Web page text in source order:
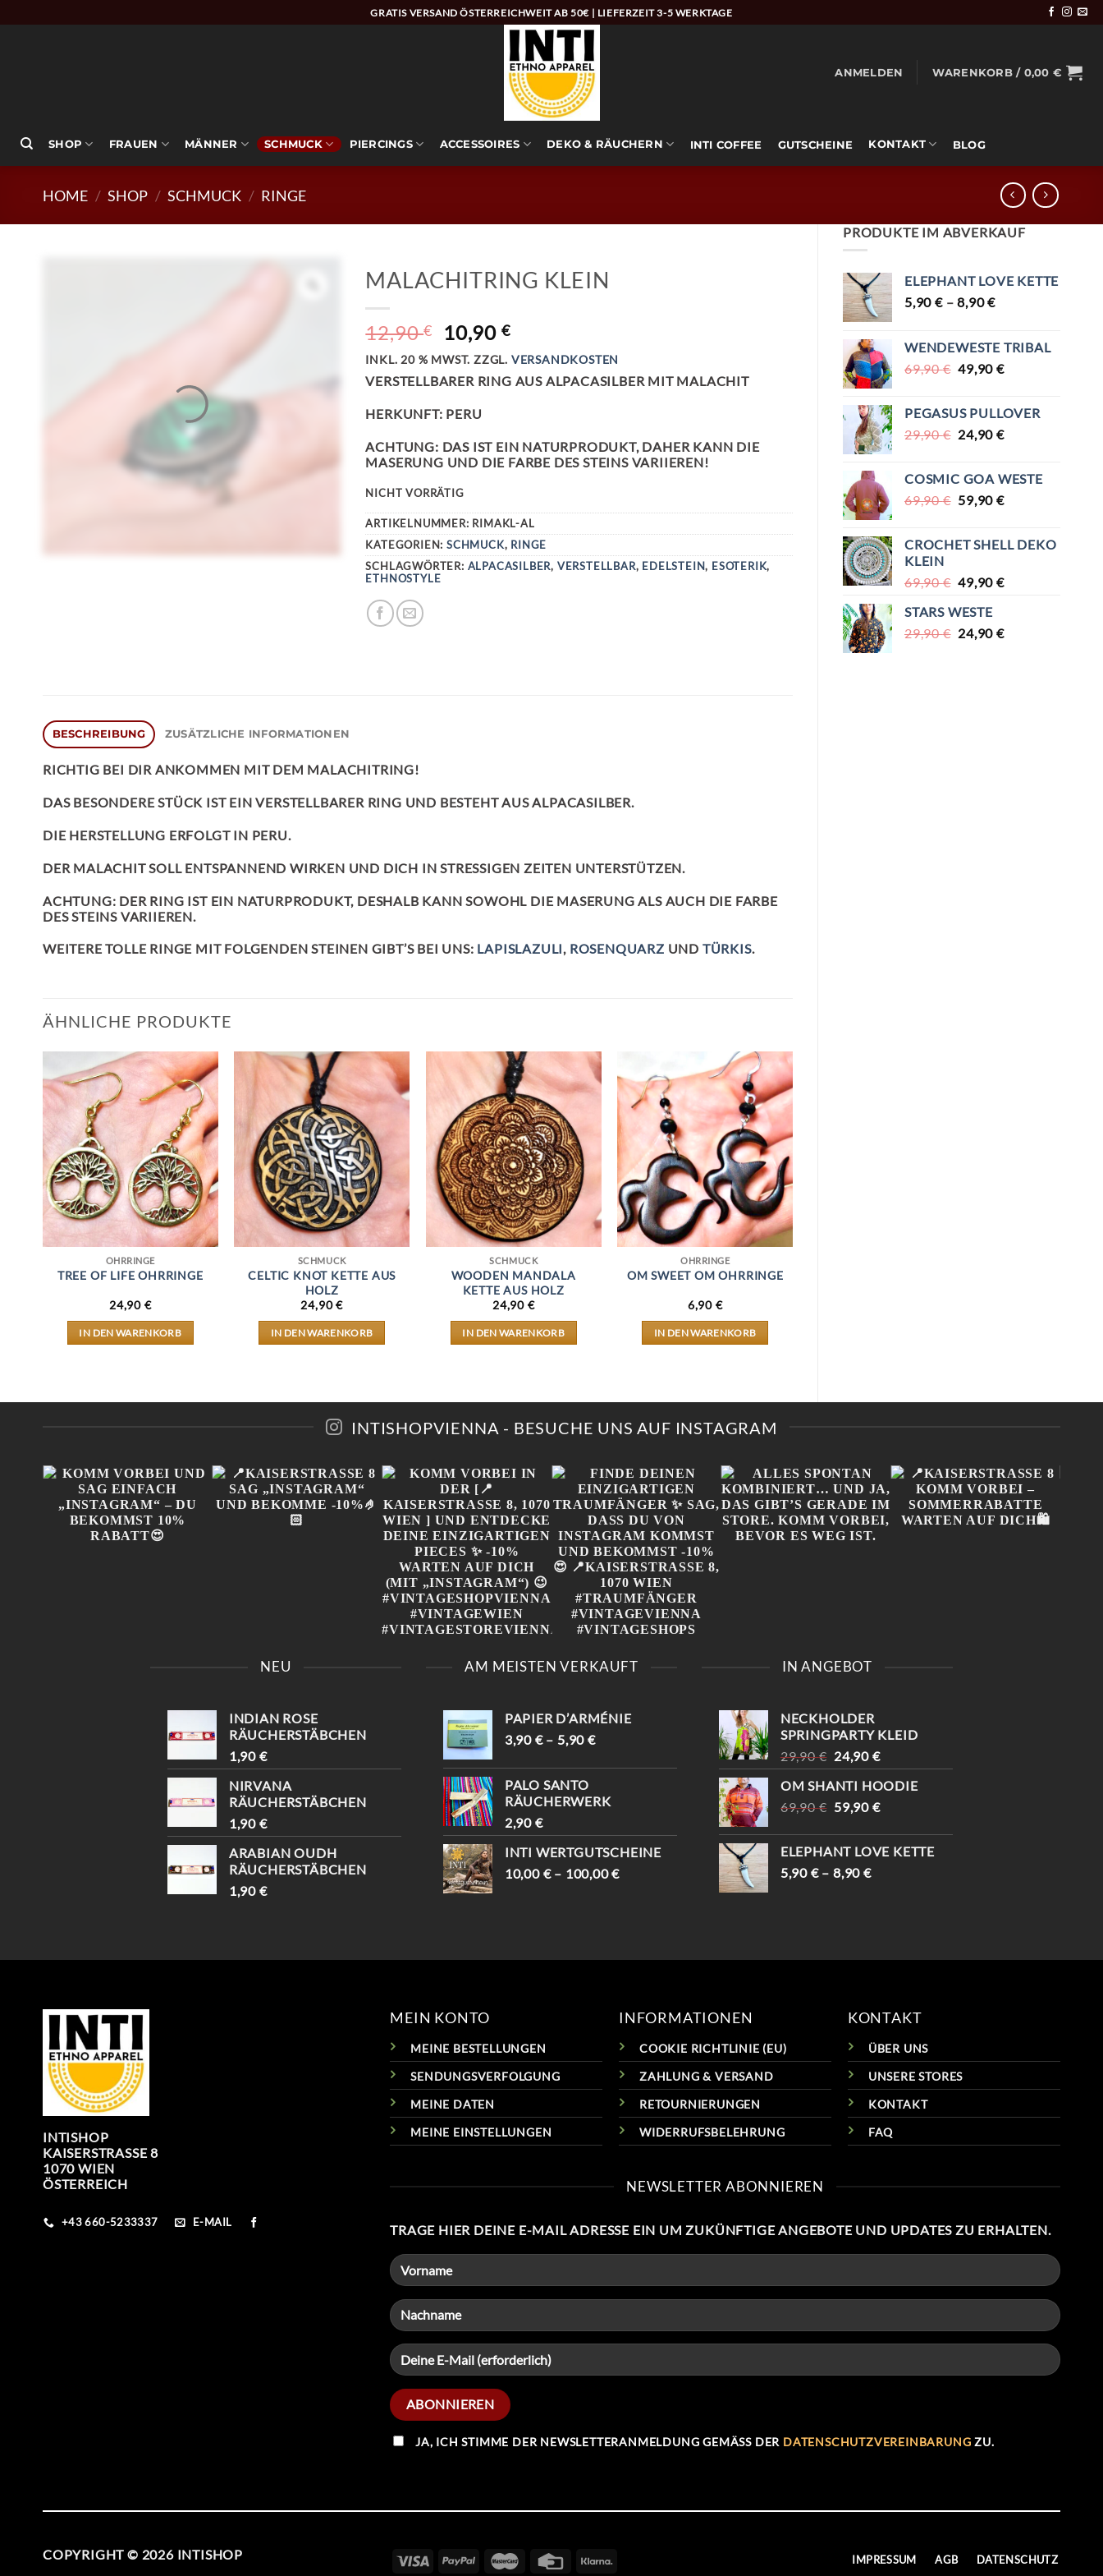
Inhalt
GRATIS VERSAND ÖSTERREICHWEIT AB 50€ | LIEFERZEIT 3-5 WERKTAGE
ANMELDEN WARENKORB / 0,00 €
SHOP FRAUEN MÄNNER SCHMUCK PIERCINGS ACCESSOIRES DEKO & RÄUCHERN INTI COFFEE GUTSCHEINE KONTAKT BLOG
HOME / SHOP / SCHMUCK / RINGE
PRODUKTE IM ABVERKAUF
ELEPHANT LOVE KETTE
5,90 €–8,90€
WENDEWESTE TRIBAL
69,90€ URSPRÜNGLICHER
69,90 €
49,90€AKTUELLER
49,90 €.
PEGASUS PULLOVER
29,90€ URSPRÜNGLICHER
29,90 €
24,90€AKTUELLER
24,90 €.
COSMIC GOA WESTE
69,90€ URSPRÜNGLICHER
69,90 €
59,90€AKTUELLER
59,90 €.
CROCHET SHELL DEKO
KLEIN
69,90€ URSPRÜNGLICHER
WAR:
69,90 €
49,90€AKTUELLER
49,90 €.
STARS WESTE
29,90€ URSPRÜNGLICHER
24,90€AKTUELLER
MALACHITRING KLEIN
12,90€
URSPRÜNGLICHER
PREIS
WAR:
12,90 €
10,90 €AKTUELLER
PREIS
IST:
10,90 €.
INKL. 20 % MWST. ZZGL. VERSANDKOSTEN
VERSTELLBARER RING AUS ALPACASILBER MIT MALACHIT
HERKUNFT: PERU
ACHTUNG: DAS IST EIN NATURPRODUKT, DAHER KANN DIE
MASERUNG UND DIE FARBE DES STEINS VARIIEREN!
NICHT VORRÄTIG
ARTIKELNUMMER: RIMAKL-AL
KATEGORIEN: SCHMUCK, RINGE
SCHLAGWÖRTER: ALPACASILBER, VERSTELLBAR, EDELSTEIN, ESOTERIK,
ETHNOSTYLE
BESCHREIBUNG ZUSÄTZLICHE INFORMATIONEN
RICHTIG BEI DIR ANKOMMEN MIT DEM MALACHITRING!
DAS BESONDERE STÜCK IST EIN VERSTELLBARER RING UND BESTEHT AUS ALPACASILBER.
DIE HERSTELLUNG ERFOLGT IN PERU.
DER MALACHIT SOLL ENTSPANNEND WIRKEN UND DICH IN STRESSIGEN ZEITEN UNTERSTÜTZEN.
ACHTUNG: DER RING IST EIN NATURPRODUKT, DESHALB KANN SOWOHL DIE MASERUNG ALS AUCH DIE FARBE
DES STEINS VARIIEREN.
WEITERE TOLLE RINGE MIT FOLGENDEN STEINEN GIBT’S BEI UNS: LAPISLAZULI, ROSENQUARZ UND TÜRKIS.
ÄHNLICHE PRODUKTE
OHRRINGE
TREE OF LIFE OHRRINGE
24,90 €
IN DEN WARENKORB
SCHMUCK
CELTIC KNOT KETTE AUS
HOLZ
24,90€
IN DEN WARENKORB
SCHMUCK
WOODEN MANDALA
KETTE AUS HOLZ
24,90 €
IN DEN WARENKORB
OHRRINGE
OM SWEET OM OHRRINGE
6,90 €
IN DEN WARENKORB
INTISHOPVIENNA - BESUCHE UNS AUF INSTAGRAM
EKOMME -10%🤌🏻
070 WIEN ] UND E
-10% WARTEN AUF D
ICH (MIT „INSTAGRAM“) 

#VINTAGESHOPVIENNA #
VINTAGEWIEN #
VINTAGESTOREVIENNA #
INTISHOPVIENNA #
ETHNOSTYLE
TRAUMFÄNGER ✨ SAG,
UND BEKOMMST -10%😍
📍KAISERSTRASSE 8, 1070 W
IEN #TRAUMFÄNGER #
VINTAGEVIENNA #
DAS GIBT’S GERADE IM
NEU
INDIAN ROSE
RÄUCHERSTÄBCHEN
1,90 €
NIRVANA
RÄUCHERSTÄBCHEN
1,90 €
ARABIAN OUDH
RÄUCHERSTÄBCHEN
1,90 €
AM MEISTEN VERKAUFT
PAPIER D’ARMÉNIE
3,90 €– 5,90€
PALO SANTO
RÄUCHERWERK
2,90 €
INTI WERTGUTSCHEINE
10,00 €– 100,00€
IN ANGEBOT
NECKHOLDER
SPRINGPARTY KLEID
29,90€ URSPRÜNGLICHER
PREIS
WAR:
29,90 €
24,90 €AKTUELLER
PREIS
IST:
24,90 €.
OM SHANTI HOODIE
69,90€ URSPRÜNGLICHER
69,90 €
59,90 €AKTUELLER
59,90 €.
ELEPHANT LOVE KETTE
5,90 €–8,90€
INTISHOP
KAISERSTRASSE 8
1070 WIEN
ÖSTERREICH
+43 660-5233337 E-MAIL
MEIN KONTO
MEINE BESTELLUNGEN
SENDUNGSVERFOLGUNG
MEINE DATEN
MEINE EINSTELLUNGEN
INFORMATIONEN
COOKIE RICHTLINIE (EU)
ZAHLUNG & VERSAND
RETOURNIERUNGEN
WIDERRUFSBELEHRUNG
KONTAKT
ÜBER UNS
UNSERE STORES
KONTAKT
FAQ
NEWSLETTER ABONNIEREN
TRAGE HIER DEINE E-MAIL ADRESSE EIN UM ZUKÜNFTIGE ANGEBOTE UND UPDATES ZU ERHALTEN.
JA, ICH STIMME DER NEWSLETTERANMELDUNG GEMÄSS DER DATENSCHUTZVEREINBARUNG ZU.
COPYRIGHT © 2026 INTISHOP IMPRESSUM AGB DATENSCHUTZ